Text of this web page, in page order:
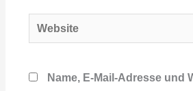
Website
Name, E-Mail-Adresse und